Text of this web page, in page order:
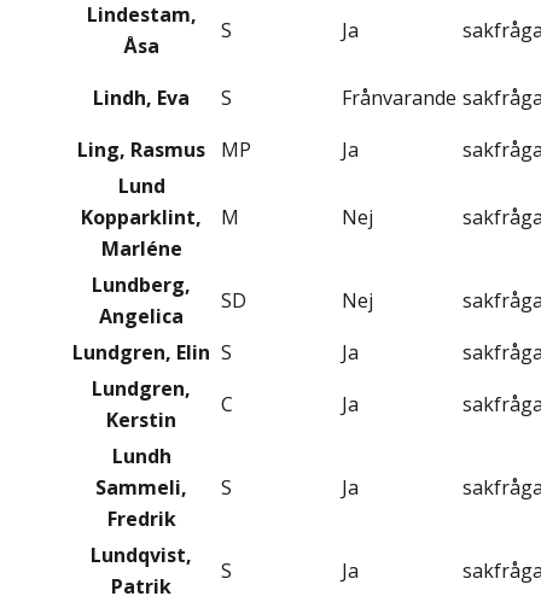
Lindestam,
Åsa
S Ja
Lindh, Eva S Frånvarande
Ling, Rasmus
MP Ja
Lund
Kopparklint,
Marléne
M Nej
Lundberg,
Angelica
SD Nej
Lundgren, Elin S Ja
Lundgren,
Kerstin
C Ja
Lundh
Sammeli,
Fredrik
S Ja
Lundqvist,
Patrik
S Ja